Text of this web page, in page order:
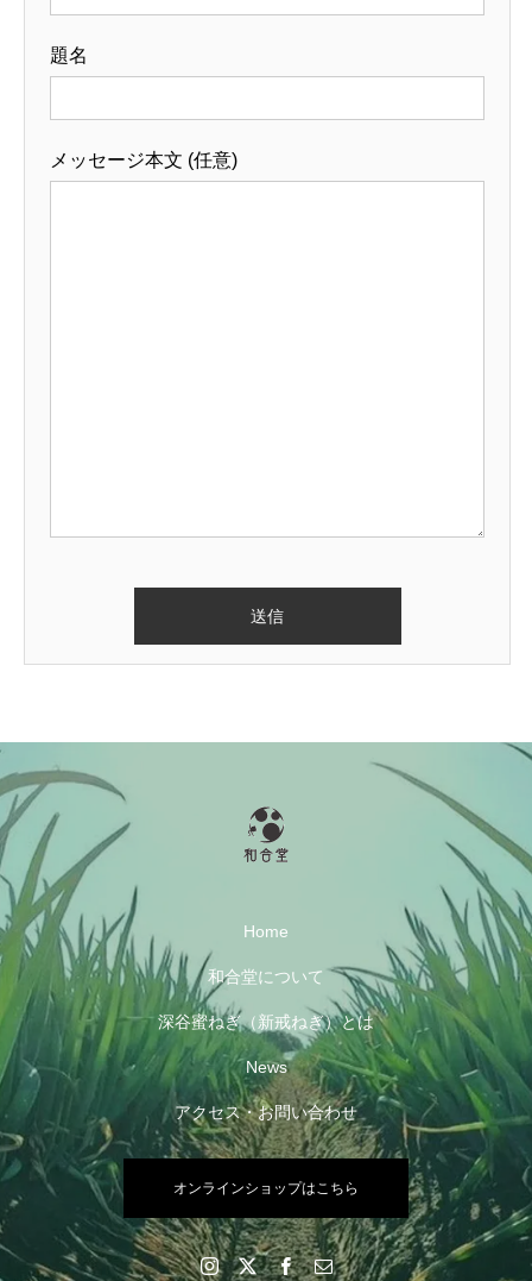
題名
メッセージ本文 (任意)
Home
和合堂について
深谷蜜ねぎ（新戒ねぎ）とは
News
アクセス・お問い合わせ
オンラインショップはこちら